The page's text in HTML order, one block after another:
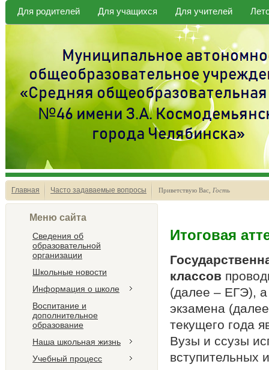
Для родителей Для учащихся Для учителей
Главная Часто задаваемые вопросы Приветствую Вас Гость
Меню сайта
Сведения об
образовательной
организации
Школьные новости
Информация о школе
Воспитание и
дополнительное
образование
Наша школьная жизнь
Учебный процесс
Итоговая
классов
(далее – ЕГЭ), а
экзамена
текущего года
Вузы и ссузы
вступительных